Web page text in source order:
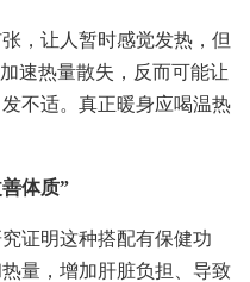
，让人暂时感觉发热，但
速热量散失，反而可能让
不适。真正暖身应喝温热
体质”
证明这种搭配有保健功
量，增加肝脏负担、导致